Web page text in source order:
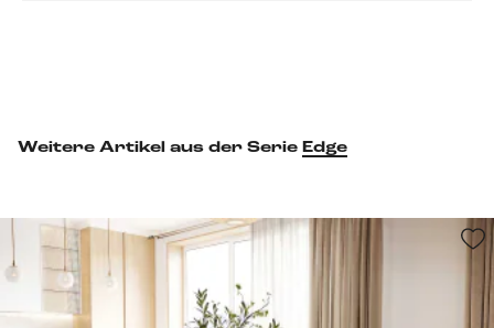
Weitere Artikel aus der Serie Edge